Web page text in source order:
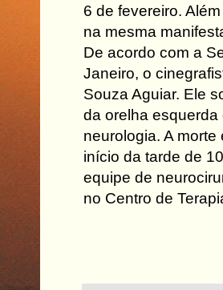
6 de fevereiro.
na mesma
De acordo com a
Janeiro, o
Souza Aguiar. Ele
da orelha
neurologia. A morte
início da tarde de
equipe de
no Centro de